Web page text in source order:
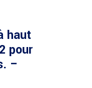
haut
pour
–